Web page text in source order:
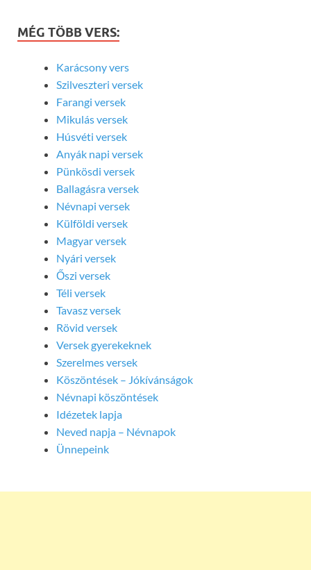
MÉG TÖBB VERS:
Karácsony vers
Szilveszteri versek
Farangi versek
Mikulás versek
Húsvéti versek
Anyák napi versek
Pünkösdi versek
Ballagásra versek
Névnapi versek
Külföldi versek
Magyar versek
Nyári versek
Őszi versek
Téli versek
Tavasz versek
Rövid versek
Versek gyerekeknek
Szerelmes versek
Köszöntések – Jókívánságok
Névnapi köszöntések
Idézetek lapja
Neved napja – Névnapok
Ünnepeink